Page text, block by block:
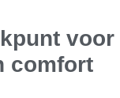
voor
comfort